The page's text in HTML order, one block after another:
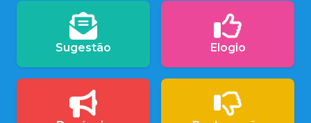
Sugestão Elogio